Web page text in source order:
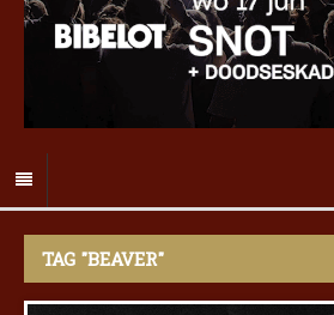
TAG "BEAVER"